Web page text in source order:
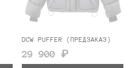
DCW PUFFER (ПРЕДЗАКАЗ)
29 900 ₽